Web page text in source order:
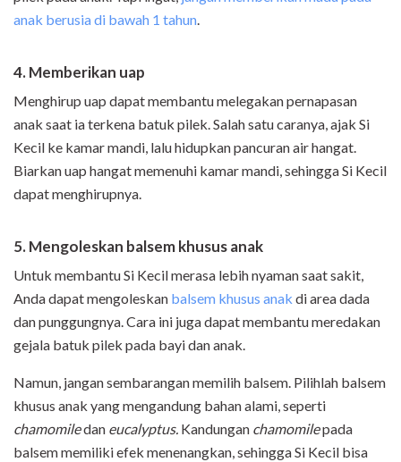
anak berusia di bawah 1 tahun.
4. Memberikan uap
Menghirup uap dapat membantu melegakan pernapasan
anak saat ia terkena batuk pilek. Salah satu caranya, ajak Si
Kecil ke kamar mandi, lalu hidupkan pancuran air hangat.
Biarkan uap hangat memenuhi kamar mandi, sehingga Si Kecil
dapat menghirupnya.
5. Mengoleskan balsem khusus anak
Untuk membantu Si Kecil merasa lebih nyaman saat sakit,
Anda dapat mengoleskan balsem khusus anak di area dada
dan punggungnya. Cara ini juga dapat membantu meredakan
gejala batuk pilek pada bayi dan anak.
Namun, jangan sembarangan memilih balsem. Pilihlah balsem
khusus anak yang mengandung bahan alami, seperti
chamomiledan eucalyptus. Kandungan chamomilepada
balsem memiliki efek menenangkan, sehingga Si Kecil bisa